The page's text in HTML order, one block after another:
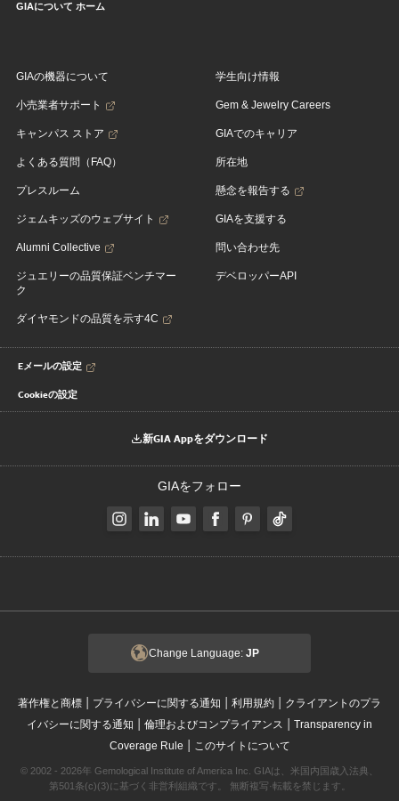
GIAについて ホーム
GIAの機器について
小売業者サポート
キャンパス ストア
よくある質問（FAQ）
プレスルーム
ジェムキッズのウェブサイト
Alumni Collective
ジュエリーの品質保証ベンチマー
ク
ダイヤモンドの品質を示す4C
学生向け情報
Gem & Jewelry Careers
GIAでのキャリア
所在地
懸念を報告する
GIAを支援する
問い合わせ先
デベロッパーAPI
Eメールの設定
Cookieの設定
新GIA Appをダウンロード
GIAをフォロー
Change Language: JP
著作権と商標 | プライバシーに関する通知 | 利用規約 | クライアントのプラ
イバシーに関する通知 | 倫理およびコンプライアンス | Transparency in
Coverage Rule | このサイトについて
© 2002 - 2026年 Gemological Institute of America Inc. GIAは、米国内国歳入法典、
第501条(c)(3)に基づく非営利組織です。 無断複写·転載を禁じます。